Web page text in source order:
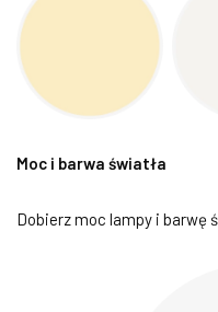
Moc i barwa światła
Dobierz moc lampy i barwę